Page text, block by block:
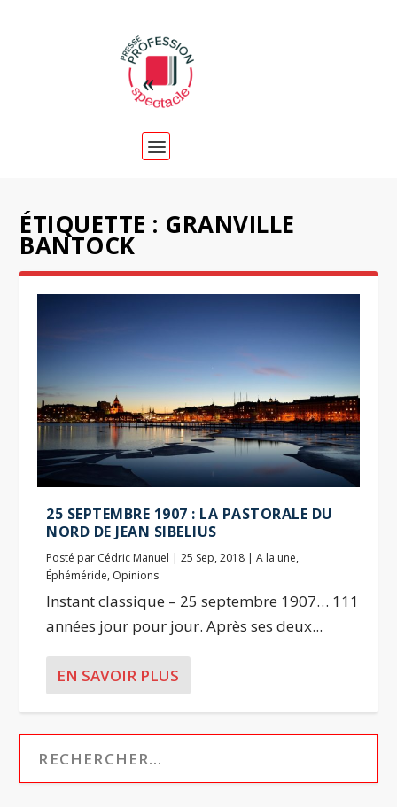
ÉTIQUETTE : GRANVILLE
BANTOCK
25 SEPTEMBRE 1907 : LA PASTORALE DU
NORD DE JEAN SIBELIUS
Posté par Cédric Manuel |25 Sep, 2018 |A la une,
Éphéméride, Opinions
Instant classique – 25 septembre 1907… 111
années jour pour jour. Après ses deux...
EN SAVOIR PLUS